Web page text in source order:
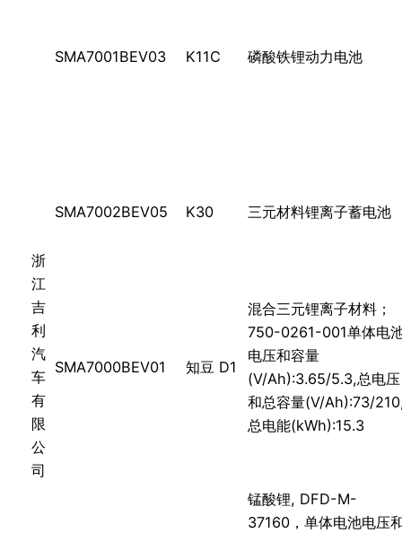
浙
江
吉
利
汽
车
有
限
公
司
SMA7001BEV03 K11C 磷酸铁锂动力电池
SMA7002BEV05 K30 三元材料锂离子蓄电池
SMA7000BEV01 知豆 D1
混合三元锂离子材料；
750-0261-001单体电
电压和容量
(V/Ah):3.65/5.3,总电压
和总容量(V/Ah):73/
总电能(kWh):15.3
锰酸锂, DFD-M-
37160，单体电池电压